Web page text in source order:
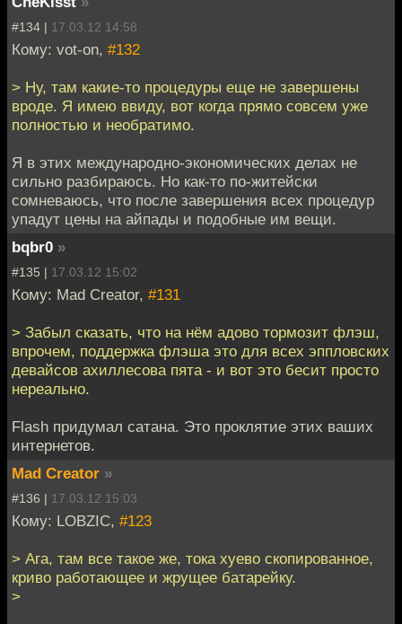
#134 | 17.03.12 14:58
Кому: vot-on, #132
> Ну, там какие-то процедуры еще не завершены
вроде. Я имею ввиду, вот когда прямо совсем уже
полностью и необратимо.
Я в этих международно-экономических делах не
сильно разбираюсь. Но как-то по-житейски
сомневаюсь, что после завершения всех процедур
упадут цены на айпады и подобные им вещи.
bqbr0 »
#135 | 17.03.12 15:02
Кому: Mad Creator, #131
> Забыл сказать, что на нём адово тормозит флэш,
впрочем, поддержка флэша это для всех эппловских
девайсов ахиллесова пята - и вот это бесит просто
нереально.
Flash придумал сатана. Это проклятие этих ваших
интернетов.
Mad Creator »
#136 | 17.03.12 15:03
Кому: LOBZIC, #123
> Ага, там все такое же, тока хуево скопированное,
криво работающее и жрущее батарейку.
>